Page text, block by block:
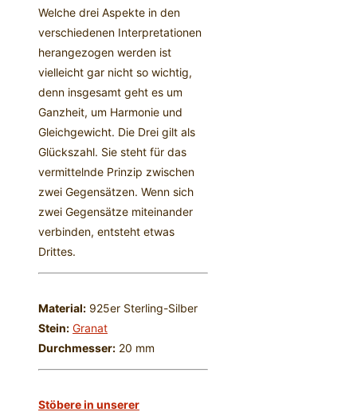
Welche drei Aspekte in den
verschiedenen Interpretationen
herangezogen werden ist
vielleicht gar nicht so wichtig,
denn insgesamt geht es um
Ganzheit, um Harmonie und
Gleichgewicht. Die Drei gilt als
Glückszahl. Sie steht für das
vermittelnde Prinzip zwischen
zwei Gegensätzen. Wenn sich
zwei Gegensätze miteinander
verbinden, entsteht etwas
Drittes.
Material: 925er Sterling-Silber
Stein: Granat
Durchmesser: 20 mm
Stöbere in unserer